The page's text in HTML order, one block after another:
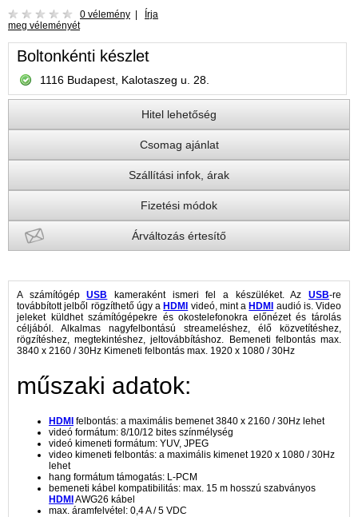
0 vélemény
Írja
meg véleményét
Boltonkénti készlet
1116 Budapest, Kalotaszeg u. 28.
Hitel lehetőség
Csomag ajánlat
Szállítási infok, árak
Fizetési módok
Árváltozás értesítő
A számítógépUSB kameraként ismeri fel a készüléket. AzUSB-re
továbbított jelből rögzíthető úgy a HDMI videó, mint a HDMI
audió is. Video
jeleket küldhet számítógépekre és okostelefonokra előnézet és tárolás
céljából. Alkalmas nagyfelbontású streameléshez, élő közvetítéshez,
rögzítéshez, megtekintéshez, jeltovábbításhoz. Bemeneti felbontás max.
3840 x 2160 / 30Hz Kimeneti felbontás max. 1920 x 1080 / 30Hz
műszaki adatok:
HDMI felbontás: a maximális bemenet 3840 x 2160 / 30Hz lehet
videó formátum: 8/10/12 bites színmélység
videó kimeneti formátum: YUV, JPEG
video kimeneti felbontás: a maximális kimenet 1920 x 1080 / 30Hz
lehet
hang formátum támogatás: L-PCM
bemeneti kábel kompatibilitás: max. 15 m hosszú szabványos
HDMI AWG26 kábel
max. áramfelvétel: 0,4 A / 5 VDC